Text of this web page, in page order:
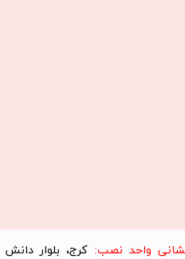
واحد نصب: کرج، بلوار